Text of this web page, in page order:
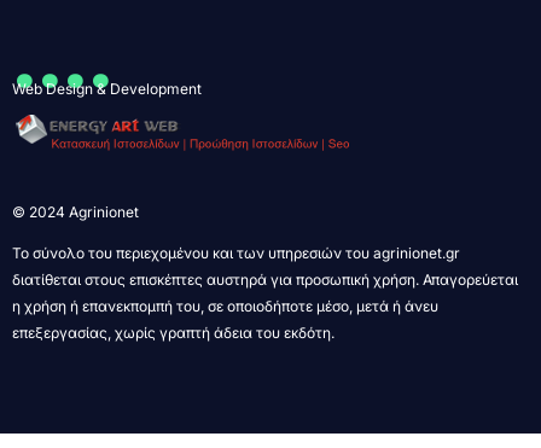
....
Web Design & Development
© 2024 Agrinionet
Το σύνολο του περιεχομένου και των υπηρεσιών του agrinionet.gr
διατίθεται στους επισκέπτες αυστηρά για προσωπική χρήση. Απαγορεύεται
η χρήση ή επανεκπομπή του, σε οποιοδήποτε μέσο, μετά ή άνευ
επεξεργασίας, χωρίς γραπτή άδεια του εκδότη.